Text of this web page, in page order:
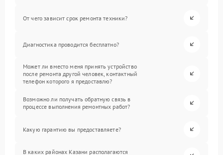
От чего зависит срок ремонта техники?
Диагностика проводится бесплатно?
Может ли вместо меня принять устройство
после ремонта другой человек, контактный
телефон которого я предоставлю?
Возможно ли получать обратную связь в
процессе выполнения ремонтных работ?
Какую гарантию вы предоставляете?
В каких районах Казани располагаются